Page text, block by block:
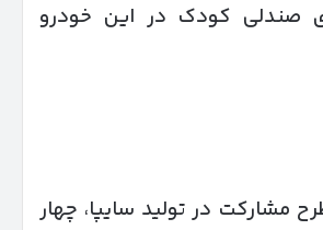
صندلی کودک در این خودرو
مشارکت در تولید سایپا، چهار